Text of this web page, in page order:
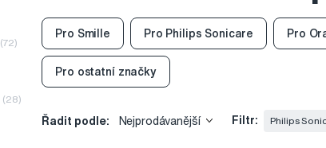
(72)
(28)
Pro Smille Pro Philips Sonicare Pro
Pro ostatní značky
Řadit podle: Nejprodávanější Filtr: Philips